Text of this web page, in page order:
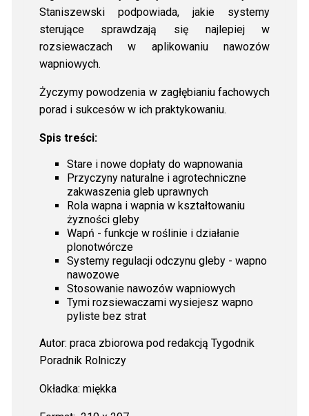
Staniszewski podpowiada, jakie systemy
sterujące sprawdzają się najlepiej w
rozsiewaczach w aplikowaniu nawozów
wapniowych.
Życzymy powodzenia w zagłębianiu fachowych
porad i sukcesów w ich praktykowaniu.
Spis treści:
Stare i nowe dopłaty do wapnowania
Przyczyny naturalne i agrotechniczne
zakwaszenia gleb uprawnych
Rola wapna i wapnia w kształtowaniu
żyzności gleby
Wapń - funkcje w roślinie i działanie
plonotwórcze
Systemy regulacji odczynu gleby - wapno
nawozowe
Stosowanie nawozów wapniowych
Tymi rozsiewaczami wysiejesz wapno
pyliste bez strat
Autor: praca zbiorowa pod redakcją Tygodnik
Poradnik Rolniczy
Okładka: miękka